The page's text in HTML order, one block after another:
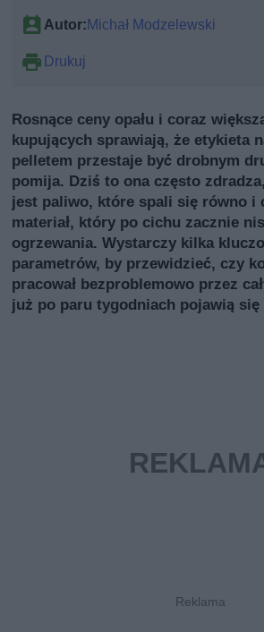
Autor:Michał Modzelewski
Drukuj
Rosnące ceny opału i coraz
kupujących sprawiają, że etykieta
pelletem przestaje być drobnym
pomija. Dziś to ona często
jest paliwo, które spali się równo i
materiał, który po cichu zacznie
ogrzewania. Wystarczy kilka
parametrów, by przewidzieć, czy
pracował bezproblemowo przez
już po paru tygodniach pojawią się